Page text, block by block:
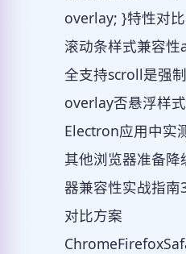
overlay; }特性对
滚动条样式兼容
全支持scroll是强
overlay否悬浮样
Electron应用中实
其他浏览器准备降
器兼容性实战指南
对比方案